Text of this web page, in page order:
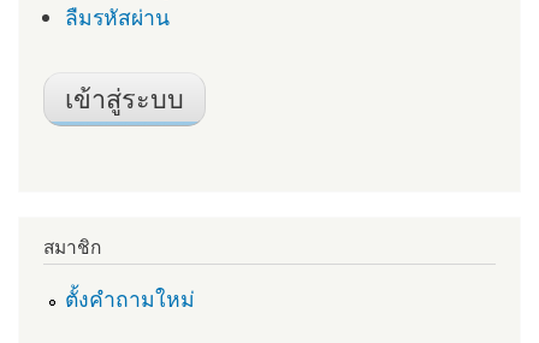
ลืมรหัสผ่าน
สมาชิก
ตั้งคำถามใหม่